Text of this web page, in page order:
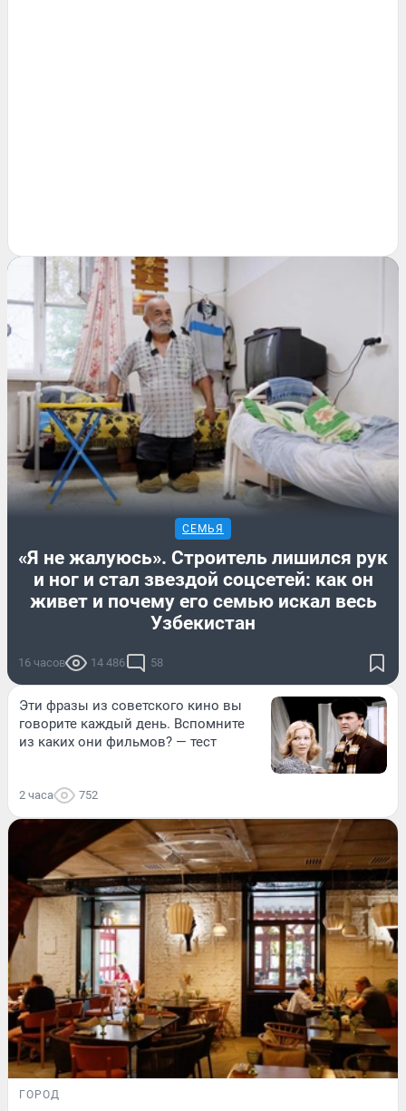
СЕМЬЯ
«Я не жалуюсь». Строитель лишился рук
и ног и стал звездой соцсетей: как он
живет и почему его семью искал весь
Узбекистан
16 часов 14 486 58
Эти фразы из советского кино вы
говорите каждый день. Вспомните
из каких они фильмов? — тест
2 часа 752
ГОРОД